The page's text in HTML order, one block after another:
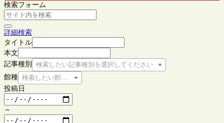
検索フォーム
詳細検索
タイトル
本文
記事種別
検索したい記事種別を選択してください
館種 検索したい館種を選択してください
投稿日
～